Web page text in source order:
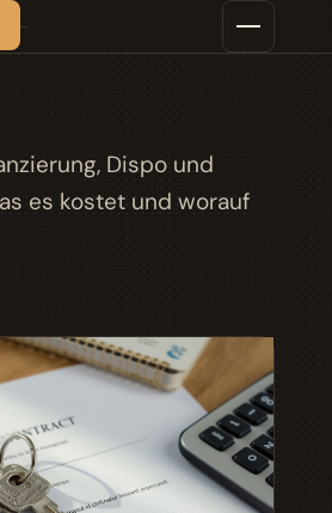
Dispo und
es kostet und worauf